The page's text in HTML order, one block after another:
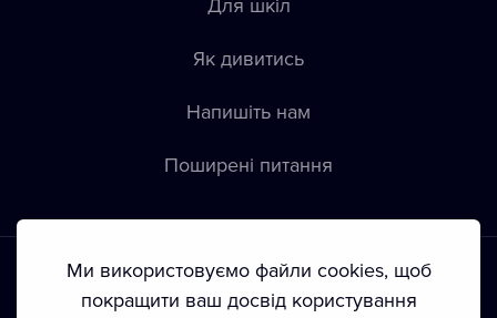
Як дивитись
Напишіть нам
Пoширені питання
Ми використовуємо файли cookies, щоб
покращити ваш досвід користування